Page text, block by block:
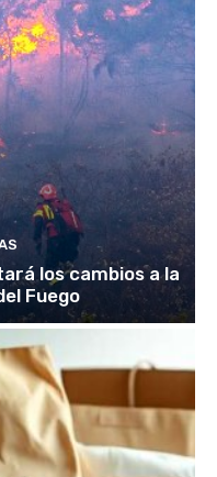
los cambios a la
Fuego